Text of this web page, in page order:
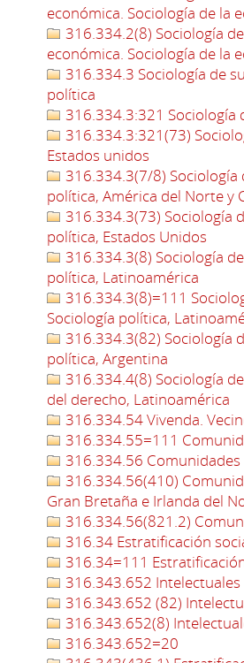
económica. Sociología de la
316.334.2(8) Sociología
económica. Sociología de la
316.334.3 Sociología de
política
316.334.3:321 Sociología
316.334.3:321(73)
Estados unidos
316.334.3(7/8) Sociología
política, América del Norte y
316.334.3(73) Sociología
política, Estados Unidos
316.334.3(8) Sociología
política, Latinoamérica
316.334.3(8)=111
Sociología política,
316.334.3(82) Sociología
política, Argentina
316.334.4(8) Sociología
del derecho, Latinoamérica
316.334.54 Vivenda.
316.334.55=111
316.334.56
316.334.56(410)
Gran Bretaña e Irlanda del
316.334.56(821.2)
316.34 Estratificación
316.34=111
316.343.652 Intelectuales
316.343.652 (82)
316.343.652(8)
316.343.652=20